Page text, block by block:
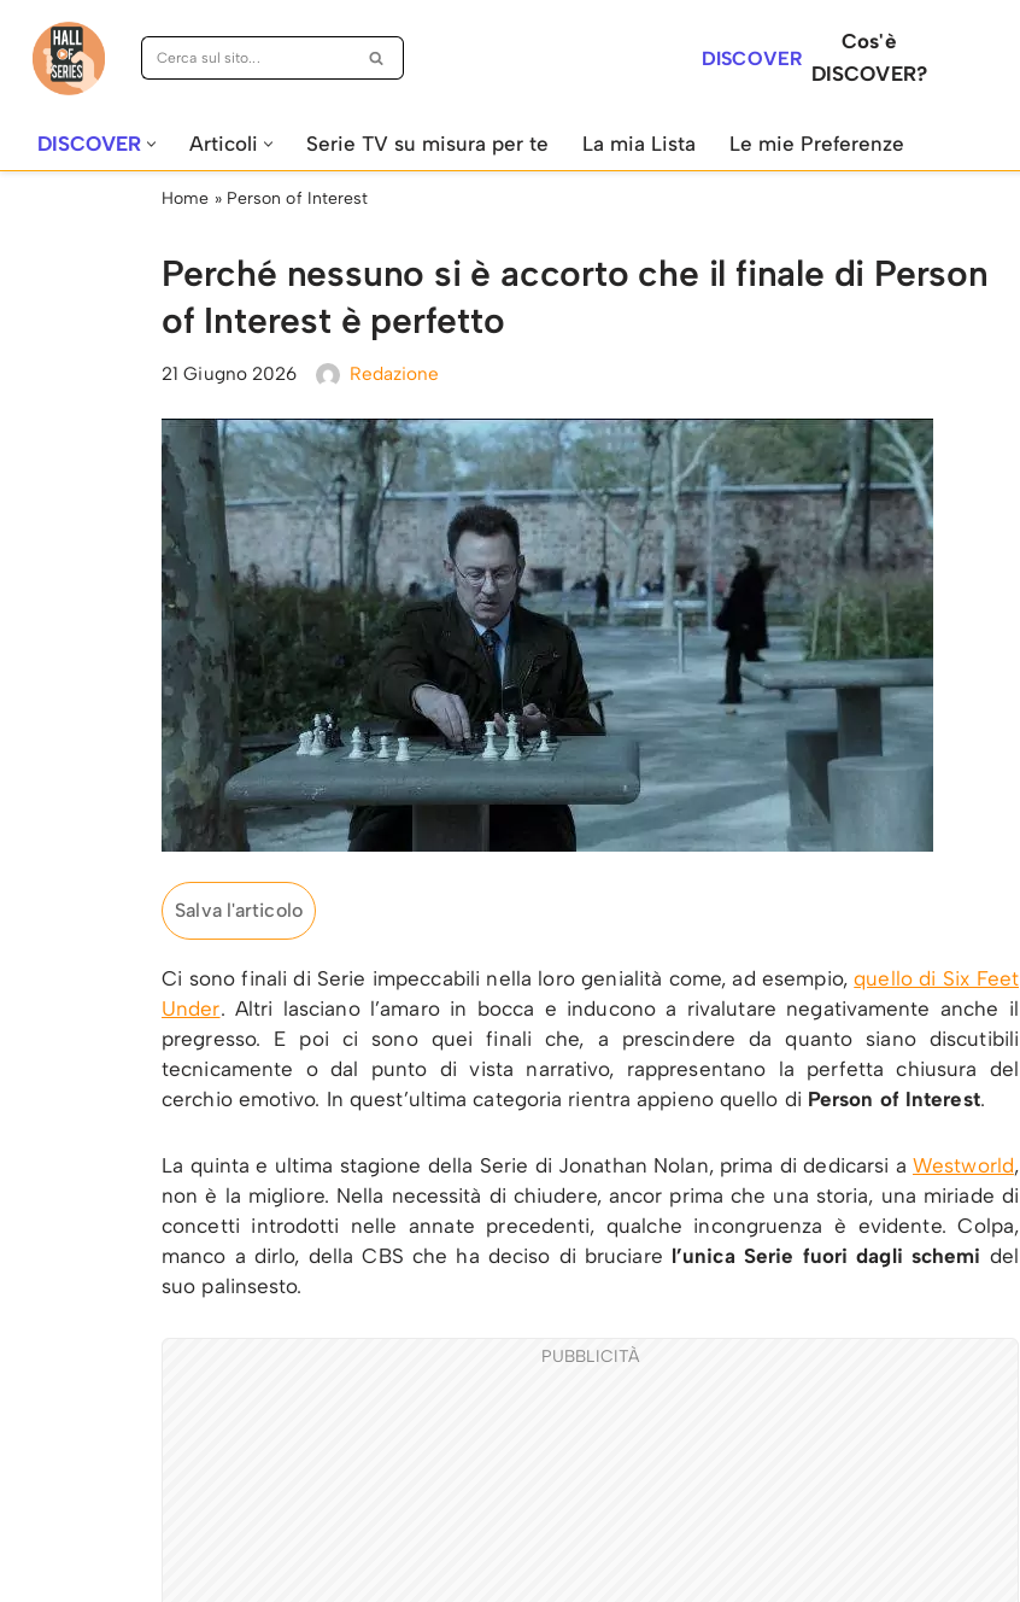
Vai
DISCOVER
Cos'è
DISCOVER?
DISCOVER Articoli Serie TV su misura per te La mia Lista Le mie Preferenze
Home » Person of Interest
Perché nessuno si è accorto che il finale di Person
of Interest è perfetto
21 Giugno 2026 Redazione
Salva l'articolo
Ci sono finali di Serie impeccabili nella loro genialità come, ad esempio,quello di Six Feet
Under. Altri lasciano l’amaro in bocca e inducono a rivalutare negativamente anche il
pregresso. E poi ci sono quei finali che, a prescindere da quanto siano discutibili
tecnicamente o dal punto di vista narrativo, rappresentano la perfetta chiusura del
cerchio emotivo. In quest’ultima categoria rientra appieno quello di Person of Interest.
La quinta e ultima stagione della Serie di Jonathan Nolan, prima di dedicarsi a Westworld,
non è la migliore. Nella necessità di chiudere, ancor prima che una storia, una miriade di
concetti introdotti nelle annate precedenti, qualche incongruenza è evidente. Colpa,
manco a dirlo, della CBS che ha deciso di bruciare l’unica Serie fuori dagli schemi del
suo palinsesto.
PUBBLICITÀ